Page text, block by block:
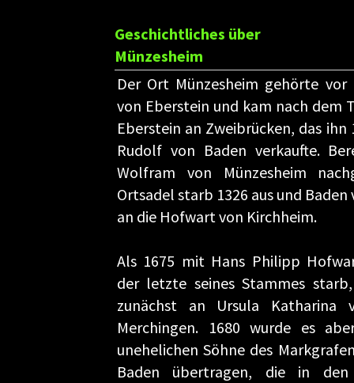
Geschichtliches über
Münzesheim
Der Ort Münzesheim gehörte vor
von Eberstein und kam nach dem
Eberstein an Zweibrücken, das ihn
Rudolf von Baden verkaufte.
Wolfram von Münzesheim
Ortsadel starb 1326 aus und Baden
an die Hofwart von Kirchheim.
Als 1675 mit Hans Philipp
der letzte seines Stammes
zunächst an Ursula Katharina
Merchingen. 1680 wurde es
unehelichen Söhne des
Baden übertragen, die in den